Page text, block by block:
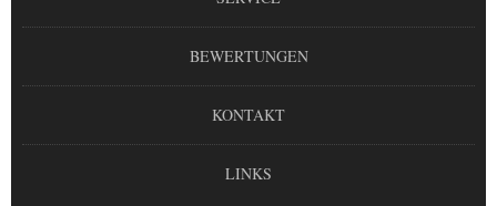
BEWERTUNGEN
KONTAKT
LINKS